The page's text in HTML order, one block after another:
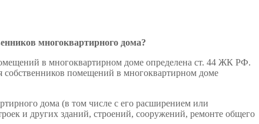
многоквартирного дома?
в многоквартирном доме определена ст. 44 ЖК РФ.
собственников помещений в многоквартирном доме
дома (в том числе с его расширением или
и других зданий, строений, сооружений, ремонте общего